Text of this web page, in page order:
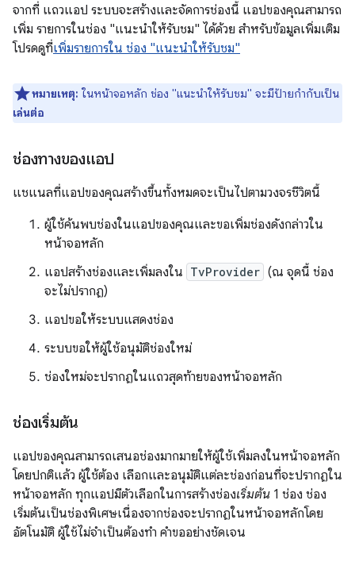
จากที่ แถวแอป ระบบจะสร้างและจัดการช่องนี้ แอปของคุณสามารถ
เพิ่ม รายการในช่อง "แนะนำให้รับชม" ได้ด้วย สำหรับข้อมูลเพิ่มเติม
โปรดดูที่เพิ่มรายการใน ช่อง "แนะนำให้รับชม"
หมายเหตุ: ในหน้าจอหลัก ช่อง "แนะนำให้รับชม" จะมีป้ายกำกับเป็น
เล่นต่อ
ช่องทางของแอป
แชแนลที่แอปของคุณสร้างขึ้นทั้งหมดจะเป็นไปตามวงจรชีวิตนี้
ผู้ใช้ค้นพบช่องในแอปของคุณและขอเพิ่มช่องดังกล่าวใน
หน้าจอหลัก
แอปสร้างช่องและเพิ่มลงใน TvProvider (ณ จุดนี้ ช่อง
จะไม่ปรากฏ)
แอปขอให้ระบบแสดงช่อง
ระบบขอให้ผู้ใช้อนุมัติช่องใหม่
ช่องใหม่จะปรากฏในแถวสุดท้ายของหน้าจอหลัก
ช่องเริ่มต้น
แอปของคุณสามารถเสนอช่องมากมายให้ผู้ใช้เพิ่มลงในหน้าจอหลัก
โดยปกติแล้ว ผู้ใช้ต้อง เลือกและอนุมัติแต่ละช่องก่อนที่จะปรากฏใน
หน้าจอหลัก ทุกแอปมีตัวเลือกในการสร้างช่องเริ่มต้น 1 ช่อง ช่อง
เริ่มต้นเป็นช่องพิเศษเนื่องจากช่องจะปรากฏในหน้าจอหลักโดย
อัตโนมัติ ผู้ใช้ไม่จำเป็นต้องทำ คำขออย่างชัดเจน